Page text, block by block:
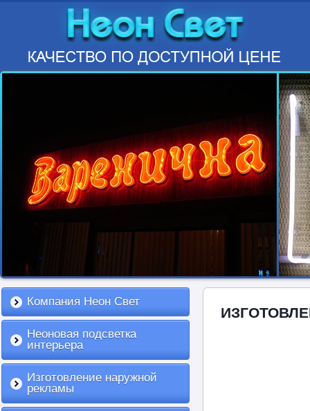
Компания Неон Свет
Неоновая подсветка
интерьера
Изготовление наружной
рекламы